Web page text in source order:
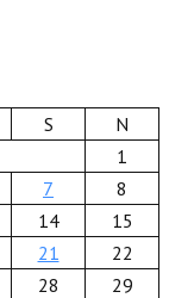
S
N
1
7
8
14
15
21
22
28
29